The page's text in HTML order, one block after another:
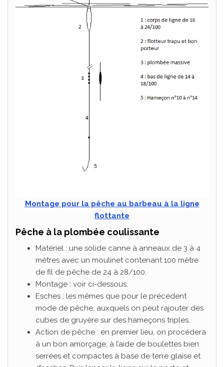
Montage pour la pêche au barbeau à la ligne
flottante
Pêche à la plombée coulissante
Matériel : une solide canne à anneaux de 3 à 4
mètres avec un moulinet contenant 100 mètre
de fil de pêche de 24 à 28/100.
Montage : voir ci-dessous.
Esches : les mêmes que pour le précédent
mode de pêche, auxquels on peut rajouter des
cubes de gruyère sur des hameçons triples.
Action de pêche : en premier lieu, on procédera
à un bon amorçage, à l’aide de boulettes bien
serrées et compactes à base de terre glaise et